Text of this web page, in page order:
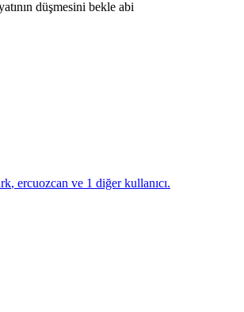
düşmesini bekle abi
, ercuozcan ve 1 diğer kullanıcı.